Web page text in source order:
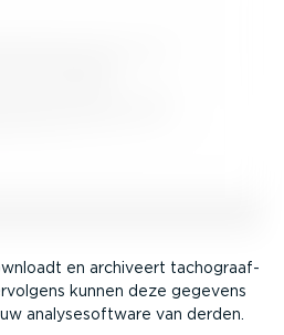
en archiveert tacho­graaf­
kunnen deze gegevens
analy­se­software van derden.